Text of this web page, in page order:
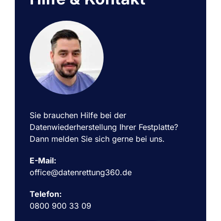
Sie brauchen Hilfe bei der
Datenwiederherstellung Ihrer Festplatte?
Dann melden Sie sich gerne bei uns.
E-Mail:
office@datenrettung360.de
Telefon:
0800 900 33 09